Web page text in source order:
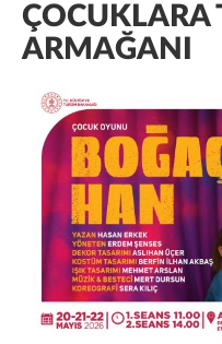
ÇOCUKLARA
ARMAĞANI